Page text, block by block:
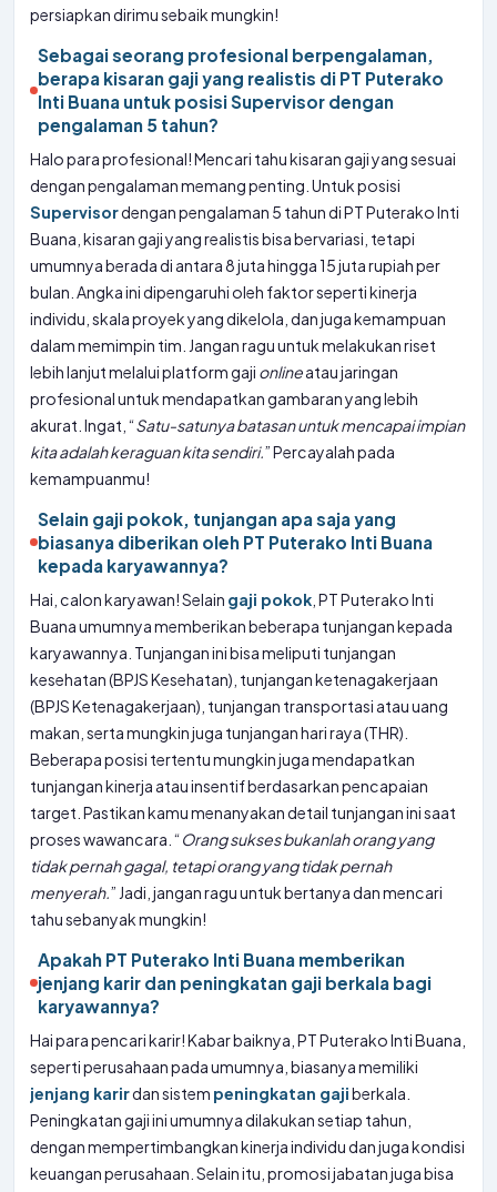
persiapkan dirimu sebaik mungkin!
Sebagai seorang profesional berpengalaman,
berapa kisaran gaji yang realistis di PT Puterako
Inti Buana untuk posisi Supervisor dengan
pengalaman 5 tahun?
Halo para profesional! Mencari tahu kisaran gaji yang sesuai
dengan pengalaman memang penting. Untuk posisi
Supervisordengan pengalaman 5 tahun di PT Puterako Inti
Buana, kisaran gaji yang realistis bisa bervariasi, tetapi
umumnya berada di antara 8 juta hingga 15 juta rupiah per
bulan. Angka ini dipengaruhi oleh faktor seperti kinerja
individu, skala proyek yang dikelola, dan juga kemampuan
dalam memimpin tim. Jangan ragu untuk melakukan riset
lebih lanjut melalui platform gaji onlineatau jaringan
profesional untuk mendapatkan gambaran yang lebih
akurat. Ingat, “Satu-satunya batasan untuk mencapai impian
kita adalah keraguan kita sendiri.” Percayalah pada
kemampuanmu!
Selain gaji pokok, tunjangan apa saja yang
biasanya diberikan oleh PT Puterako Inti Buana
kepada karyawannya?
Hai, calon karyawan! Selain gaji pokok , PT Puterako Inti
Buana umumnya memberikan beberapa tunjangan kepada
karyawannya. Tunjangan ini bisa meliputi tunjangan
kesehatan (BPJS Kesehatan), tunjangan ketenagakerjaan
(BPJS Ketenagakerjaan), tunjangan transportasi atau uang
makan, serta mungkin juga tunjangan hari raya (THR).
Beberapa posisi tertentu mungkin juga mendapatkan
tunjangan kinerja atau insentif berdasarkan pencapaian
target. Pastikan kamu menanyakan detail tunjangan ini saat
proses wawancara. “Orang sukses bukanlah orang yang
tidak pernah gagal, tetapi orang yang tidak pernah
menyerah.” Jadi, jangan ragu untuk bertanya dan mencari
tahu sebanyak mungkin!
Apakah PT Puterako Inti Buana memberikan
jenjang karir dan peningkatan gaji berkala bagi
karyawannya?
Hai para pencari karir! Kabar baiknya, PT Puterako Inti Buana,
seperti perusahaan pada umumnya, biasanya memiliki
jenjang karirdan sistem peningkatan gajiberkala.
Peningkatan gaji ini umumnya dilakukan setiap tahun,
dengan mempertimbangkan kinerja individu dan juga kondisi
keuangan perusahaan. Selain itu, promosi jabatan juga bisa